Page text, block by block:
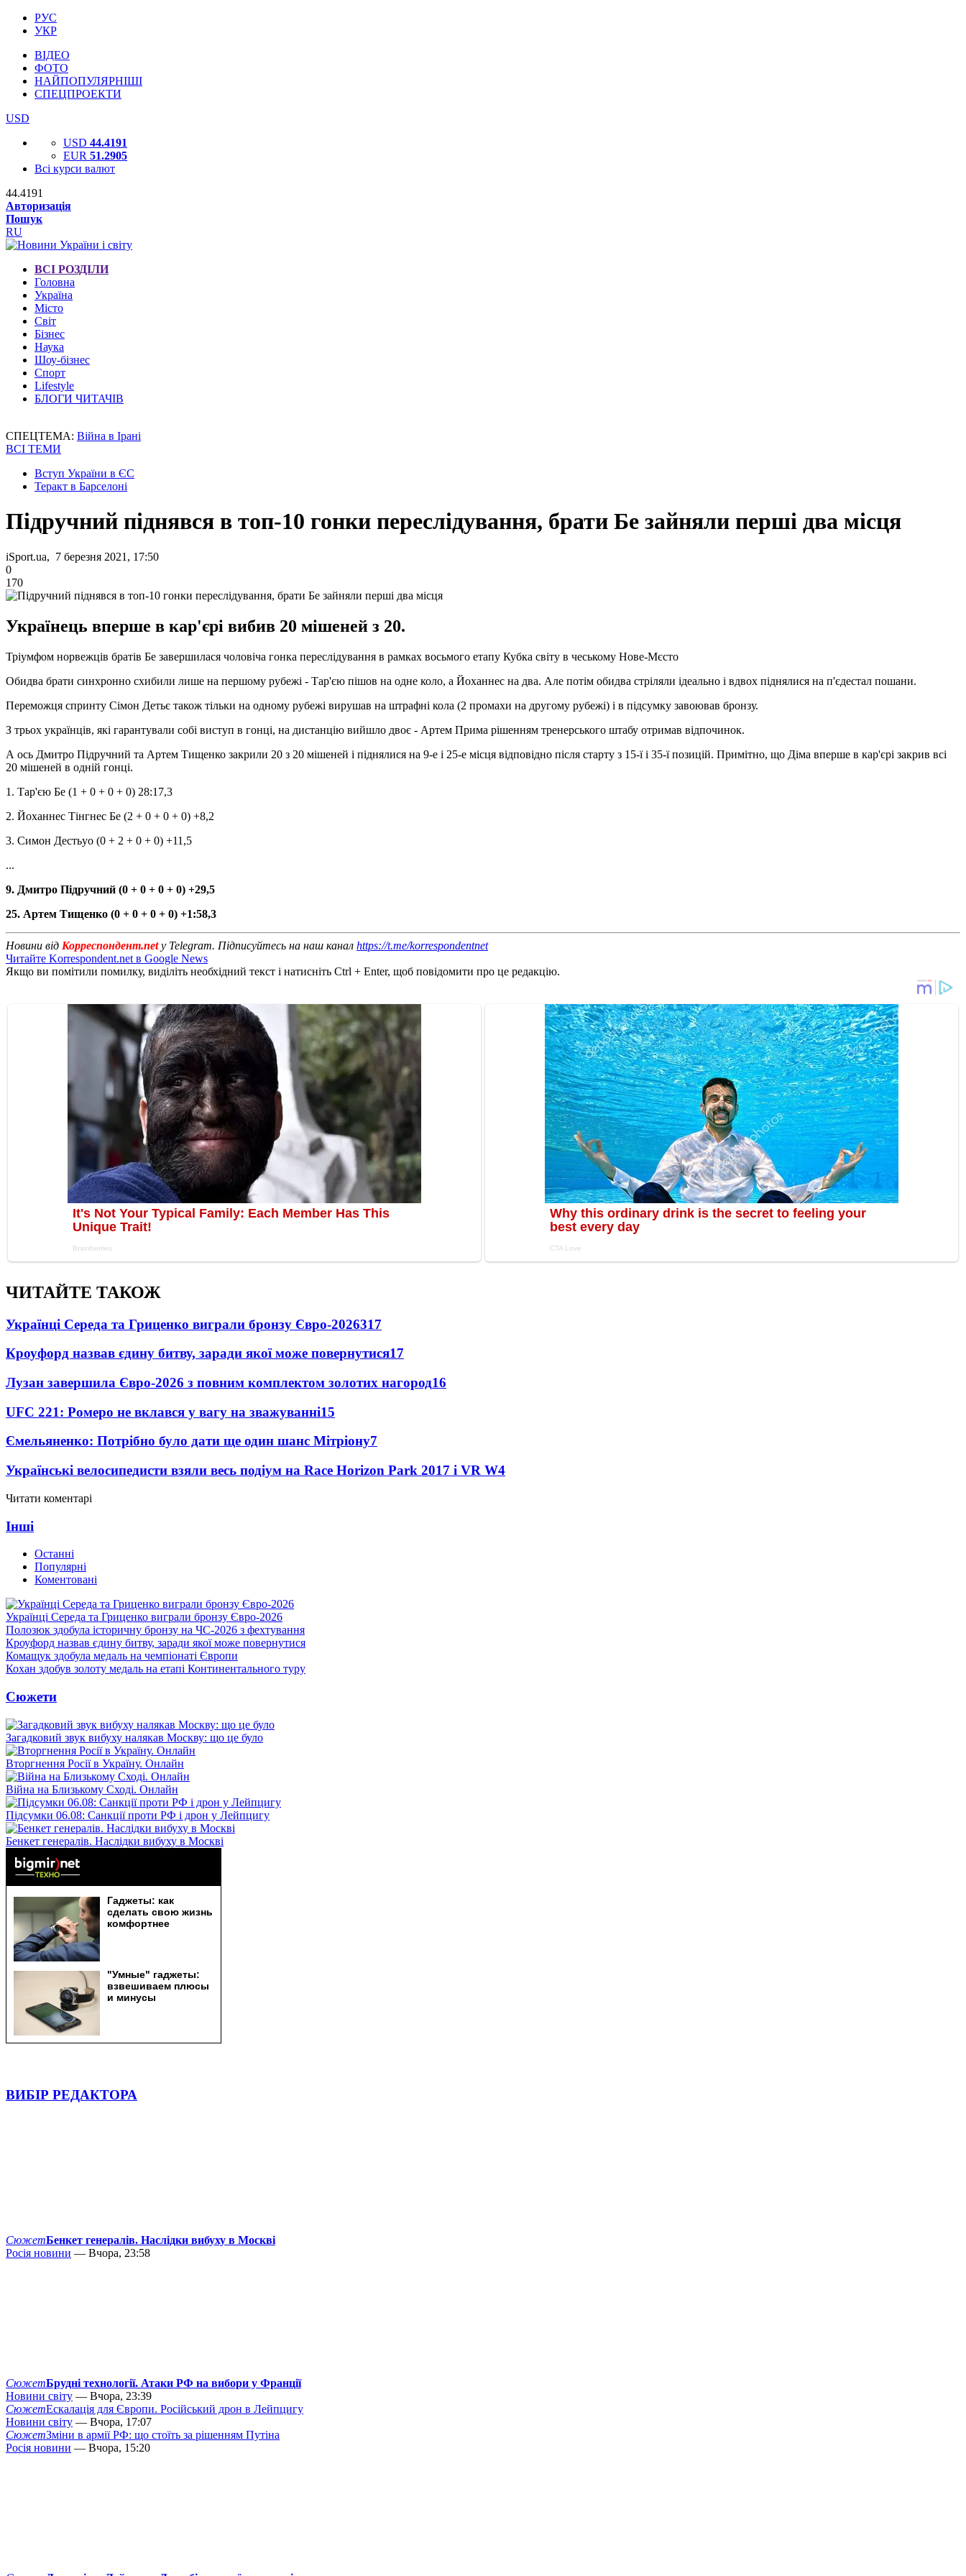
РУС
УКР
ВІДЕО
ФОТО
НАЙПОПУЛЯРНІШІ
СПЕЦПРОЕКТИ
USD
USD 44.4191
EUR 51.2905
Всі курси валют
44.4191
Авторизація
Пошук
RU
ВСІ РОЗДІЛИ
Головна
Україна
Місто
Світ
Бізнес
Наука
Шоу-бізнес
Спорт
Lifestyle
БЛОГИ ЧИТАЧІВ
СПЕЦТЕМА: Війна в Ірані
ВСІ ТЕМИ
Вступ України в ЄС
Теракт в Барселоні
Підручний піднявся в топ-10 гонки переслідування, брати Бе зайняли перші два місця
iSport.ua, 7 березня 2021, 17:50
0
170
Українець вперше в кар'єрі вибив 20 мішеней з 20.
Тріумфом норвежців братів Бе завершилася чоловіча гонка переслідування в рамках восьмого етапу Кубка світу в чеському Нове-Мєсто
Обидва брати синхронно схибили лише на першому рубежі - Тар'єю пішов на одне коло, а Йоханнес на два. Але потім обидва стріляли ідеально і вдвох піднялися на п'єдестал пошани.
Переможця спринту Сімон Детьє також тільки на одному рубежі вирушав на штрафні кола (2 промахи на другому рубежі) і в підсумку завоював бронзу.
З трьох українців, які гарантували собі виступ в гонці, на дистанцію вийшло двоє - Артем Прима рішенням тренерського штабу отримав відпочинок.
А ось Дмитро Підручний та Артем Тищенко закрили 20 з 20 мішеней і піднялися на 9-е і 25-е місця відповідно після старту з 15-ї і 35-ї позицій. Примітно, що Діма вперше в кар'єрі закрив всі
20 мішеней в одній гонці.
1. Тар'єю Бе (1 + 0 + 0 + 0) 28:17,3
2. Йоханнес Тінгнес Бе (2 + 0 + 0 + 0) +8,2
3. Симон Дестьyo (0 + 2 + 0 + 0) +11,5
...
9. Дмитро Підручний (0 + 0 + 0 + 0) +29,5
25. Артем Тищенко (0 + 0 + 0 + 0) +1:58,3
Новини від Корреспондент.netу Telegram. Підписуйтесь на наш канал https://t.me/korrespondentnet
Читайте Korrespondent.net в Google News
Якщо ви помітили помилку, виділіть необхідний текст і натисніть Ctrl + Enter, щоб повідомити про це редакцію.
ЧИТАЙТЕ ТАКОЖ
Українці Середа та Гриценко виграли бронзу Євро-2026317
Кроуфорд назвав єдину битву, заради якої може повернутися17
Лузан завершила Євро-2026 з повним комплектом золотих нагород16
UFC 221: Ромеро не вклався у вагу на зважуванні15
Ємельяненко: Потрібно було дати ще один шанс Мітріону7
Українські велосипедисти взяли весь подіум на Race Horizon Park 2017 і VR W4
Читати коментарі
Інші
Останні
Популярні
Коментовані
Українці Середа та Гриценко виграли бронзу Євро-2026
Полозюк здобула історичну бронзу на ЧС-2026 з фехтування
Кроуфорд назвав єдину битву, заради якої може повернутися
Комащук здобула медаль на чемпіонаті Європи
Кохан здобув золоту медаль на етапі Континентального туру
Сюжети
Загадковий звук вибуху налякав Москву: що це було
Вторгнення Росії в Україну. Онлайн
Війна на Близькому Сході. Онлайн
Підсумки 06.08: Санкції проти РФ і дрон у Лейпцигу
Бенкет генералів. Наслідки вибуху в Москві
ВИБІР РЕДАКТОРА
СюжетБенкет генералів. Наслідки вибуху в Москві
Росія новини — Вчора, 23:58
СюжетБрудні технології. Атаки РФ на вибори у Франції
Новини світу — Вчора, 23:39
СюжетЕскалація для Європи. Російський дрон в Лейпцигу
Новини світу — Вчора, 17:07
СюжетЗміни в армії РФ: що стоїть за рішенням Путіна
Росія новини — Вчора, 15:20